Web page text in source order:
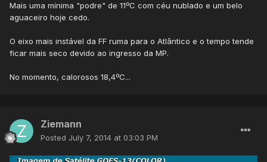
Mais uma mínima "podre" de 11ºC com céu nublado e um belo
aguaceiro hoje cedo.
O eixo mais instável da FF ruma para o Atlântico e o tempo tende
ficar mais seco devido ao ingresso da MP.
No momento, calorosos 18,4ºC...
Ziemann
Posted July 7, 2014 at 03:03 PM